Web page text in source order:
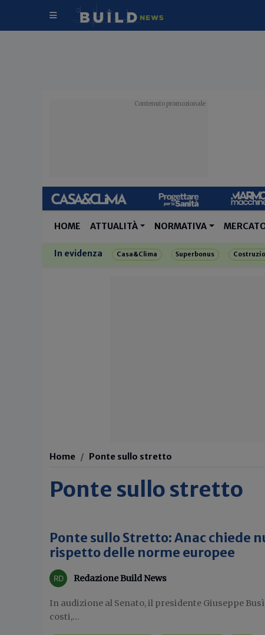
HOME ATTUALITÀ NORMATIVA
In evidenza Casa&Clima Superbonus
Home Ponte sullo stretto
Ponte sullo stretto
Ponte sullo Stretto: Anac chiede
rispetto delle norme europee
Redazione Build News
In audizione al Senato, il presidente Giuseppe
costi,...